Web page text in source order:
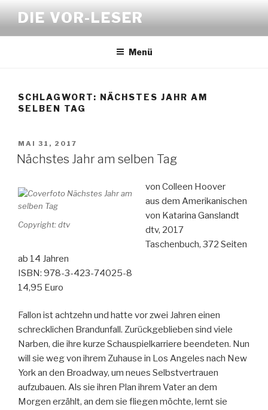
Inhalt
springen
DIE VOR-LESER
Menü
SCHLAGWORT: NÄCHSTES JAHR AM
SELBEN TAG
VERÖFFENTLICHT
AM
MAI 31, 2017
Nächstes Jahr am selben Tag
Copyright: dtv
von Colleen Hoover
aus dem Amerikanischen
von Katarina Ganslandt
dtv, 2017
Taschenbuch, 372 Seiten
ab 14 Jahren
ISBN: 978-3-423-74025-8
14,95 Euro
Fallon ist achtzehn und hatte vor zwei Jahren einen
schrecklichen Brandunfall. Zurückgeblieben sind viele
Narben, die ihre kurze Schauspielkarriere beendeten. Nun
will sie weg von ihrem Zuhause in Los Angeles nach New
York an den Broadway, um neues Selbstvertrauen
aufzubauen. Als sie ihren Plan ihrem Vater an dem
Morgen erzählt, an dem sie fliegen möchte, lernt sie